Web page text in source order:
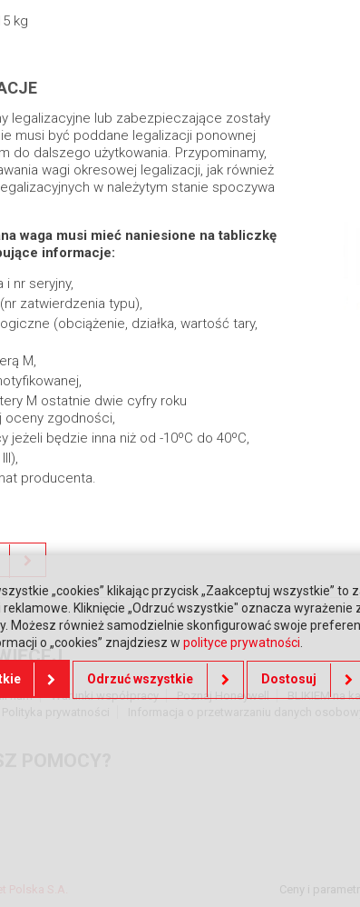
kg
legalizacyjne lub zabezpieczające zostały
musi być poddane legalizacji ponownej
do dalszego użytkowania. Przypominamy,
wagi okresowej legalizacji, jak również
w należytym stanie spoczywa
waga musi mieć naniesione na tabliczkę
informacje:
i nr seryjny,
zatwierdzenia typu),
(obciążenie, działka, wartość tary,
M,
M ostatnie dwie cyfry roku
oceny zgodności,
jeżeli będzie inna niż od -10ºC do 40ºC,
producenta.
nam Warunki współpracy Poznaj Honeywell BLIKIEM na
Ceny i
„cookies” klikając przycisk „Zaakceptuj wszystkie” to
Kliknięcie „Odrzuć wszystkie" oznacza
Możesz również samodzielnie skonfigurować swoje
o „cookies” znajdziesz w polityce prywatności.
Odrzuć wszystkie Dostosuj